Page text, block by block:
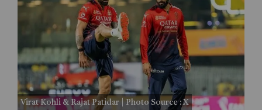
Virat Kohli & Rajat Patidar | Photo Source : X